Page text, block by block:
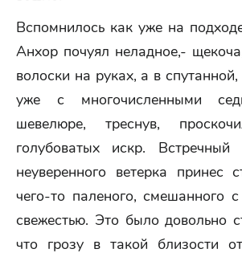
Вспомнилось как уже на
Анхор почуял неладное,-
волоски на руках, а в
уже с многочисленными
шевелюре, треснув,
голубоватых искр.
неуверенного ветерка принес
чего-то паленого, смешанного с
свежестью. Это было довольно
что грозу в такой близости